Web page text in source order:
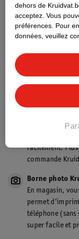
Découvrez dès
de marque Kruidvat
Aussi dans ce
Point de
facilement. Plus
commande
Borne photo
En magasin,
permet
téléphone (sans
super facile et
dehors de
acceptez. Vous
préférences. Pour
données, veuillez